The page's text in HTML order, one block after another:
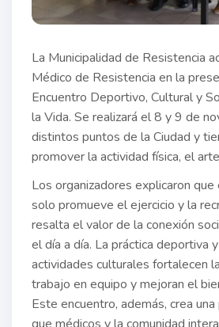
La Municipalidad de Resistencia
Médico de Resistencia en la
Encuentro Deportivo, Cultural y
la Vida. Se realizará el 8 y 9 de
distintos puntos de la Ciudad y
promover la actividad física, el
Los organizadores explicaron
solo promueve el ejercicio y la
resalta el valor de la conexión
el día a día. La práctica deportiva
actividades culturales fortalecen
trabajo en equipo y mejoran el
Este encuentro, además, crea